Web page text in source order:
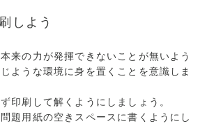
しよう
来の力が発揮できないことが無いよう
ような環境に身を置くことを意識しま
印刷して解くようにしましょう。
題用紙の空きスペースに書くようにし